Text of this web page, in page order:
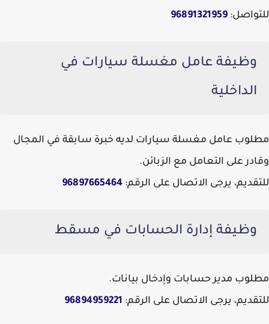
للتواصل: 96891321959
وظيفة عامل مغسلة سيارات في
الداخلية
مطلوب عامل مغسلة سيارات لديه خبرة سابقة في المجال
وقادر على التعامل مع الزبائن.
للتقديم، يرجى الاتصال على الرقم: 96897665464
وظيفة إدارة الحسابات في مسقط
مطلوب مدير حسابات وإدخال بيانات.
للتقديم، يرجى الاتصال على الرقم: 96894959221